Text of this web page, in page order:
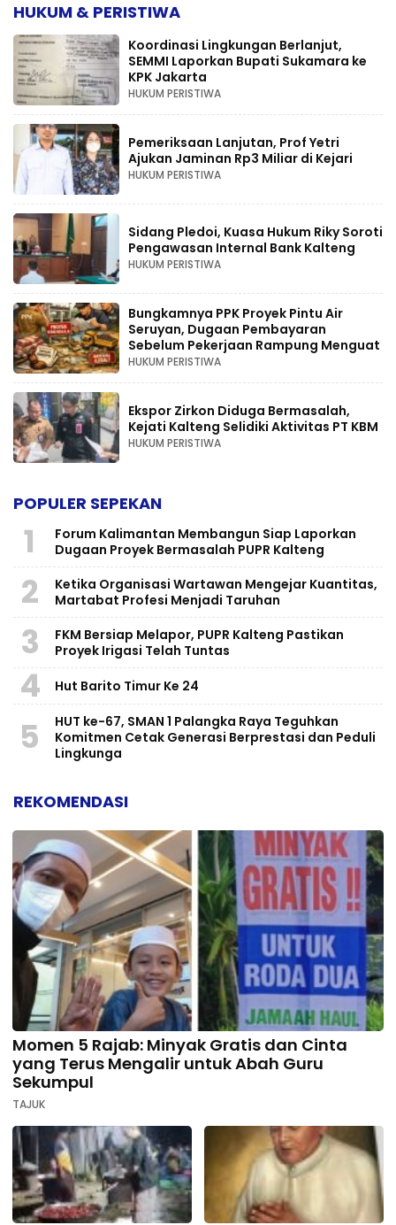
HUKUM & PERISTIWA
Koordinasi Lingkungan Berlanjut,
SEMMI Laporkan Bupati Sukamara ke
KPK Jakarta
HUKUM PERISTIWA
Pemeriksaan Lanjutan, Prof Yetri
Ajukan Jaminan Rp3 Miliar di Kejari
HUKUM PERISTIWA
Sidang Pledoi, Kuasa Hukum Riky Soroti
Pengawasan Internal Bank Kalteng
HUKUM PERISTIWA
Bungkamnya PPK Proyek Pintu Air
Seruyan, Dugaan Pembayaran
Sebelum Pekerjaan Rampung Menguat
HUKUM PERISTIWA
Ekspor Zirkon Diduga Bermasalah,
Kejati Kalteng Selidiki Aktivitas PT KBM
HUKUM PERISTIWA
POPULER SEPEKAN
1
Forum Kalimantan Membangun Siap Laporkan
Dugaan Proyek Bermasalah PUPR Kalteng
2
Ketika Organisasi Wartawan Mengejar Kuantitas,
Martabat Profesi Menjadi Taruhan
3
FKM Bersiap Melapor, PUPR Kalteng Pastikan
Proyek Irigasi Telah Tuntas
4 Hut Barito Timur Ke 24
5
HUT ke-67, SMAN 1 Palangka Raya Teguhkan
Komitmen Cetak Generasi Berprestasi dan Peduli
Lingkunga
REKOMENDASI
Momen 5 Rajab: Minyak Gratis dan Cinta
yang Terus Mengalir untuk Abah Guru
Sekumpul
TAJUK